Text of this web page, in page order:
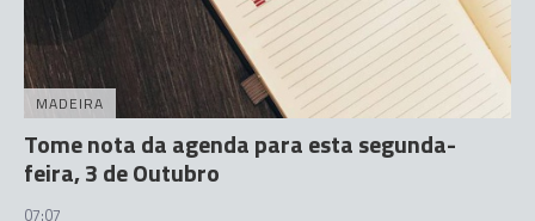
MADEIRA
Tome nota da agenda para esta segunda-
feira, 3 de Outubro
07:07